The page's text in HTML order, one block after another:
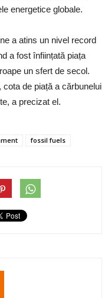
energetice globale.
a atins un nivel record
a fost înființată piața
un sfert de secol.
de piață a cărbunelui
a precizat el.
fossil fuels